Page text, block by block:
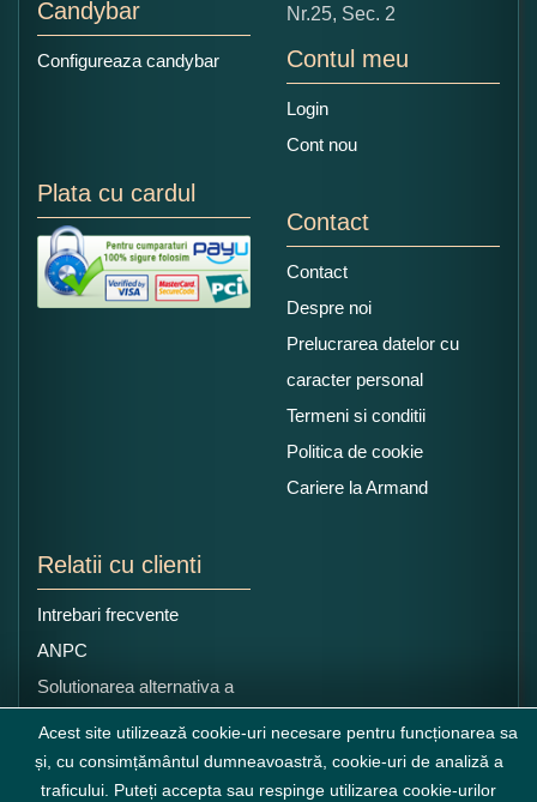
Candybar
Configureaza candybar
Nr.25, Sec. 2
Contul meu
Login
Cont nou
Plata cu cardul
Contact
Contact
Despre noi
Prelucrarea datelor cu
caracter personal
Termeni si conditii
Politica de cookie
Cariere la Armand
Relatii cu clienti
Intrebari frecvente
ANPC
Solutionarea alternativa a
litigiilor
Acest site utilizează cookie-uri necesare pentru funcționarea sa
și, cu consimțământul dumneavoastră, cookie-uri de analiză a
traficului. Puteți accepta sau respinge utilizarea cookie-urilor